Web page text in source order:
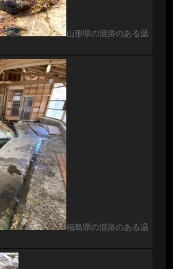
山形県の混浴のある温
福島県の混浴のある温